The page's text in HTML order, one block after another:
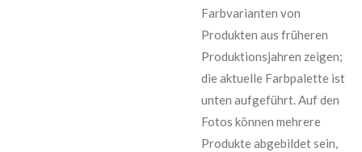
Farbvarianten von
Produkten aus früheren
Produktionsjahren zeigen;
die aktuelle Farbpalette ist
unten aufgeführt. Auf den
Fotos können mehrere
Produkte abgebildet sein,